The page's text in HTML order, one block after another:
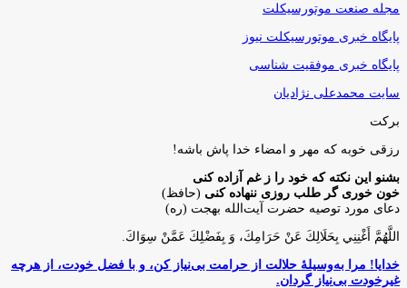
مجله صنعت موتورسیکلت
پایگاه خبری موتورسیکلت نیوز
پایگاه خبری موفقیت شناسی
سایت محمدعلی نژادیان
برکت
رزقی خوبه كه مهر و امضاء خدا پاش باشه!
بشنو این نکته که خود را ز غم آزاده کنی
خون خوری گر طلب روزی ننهاده کنی (حافظ)
دعای مورد توصیه حضرت آیت‌الله بهجت (ره)
اللَّهُمَّ أَغْنِنِي بِحَلَالِكَ عَنْ حَرَامِكَ، وَ بِفَضْلِكَ عَمَّنْ سِوَاكَ‏.
خدایا! مرا به‌وسیلۀ حلالت از حرامت بی‌نیاز کن، و با فضل خودت، از هرچه
غیرخودت بی‌نیاز گردان.